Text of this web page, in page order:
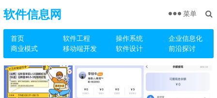
软件信息网
首页 软件工程 操作系统
企业信息化
商业模式
移动端开发 软件设计 前沿探讨
菜单